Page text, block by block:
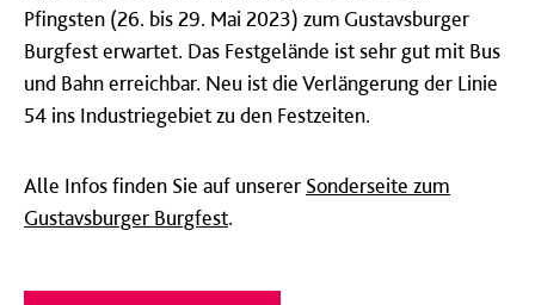
Pfingsten (26. bis 29. Mai 2023) zum Gustavsburger
Burgfest erwartet. Das Festgelände ist sehr gut mit Bus
und Bahn erreichbar. Neu ist die Verlängerung der Linie
54 ins Industriegebiet zu den Festzeiten.
Alle Infos finden Sie auf unserer Sonderseite zum
Gustavsburger Burgfest.